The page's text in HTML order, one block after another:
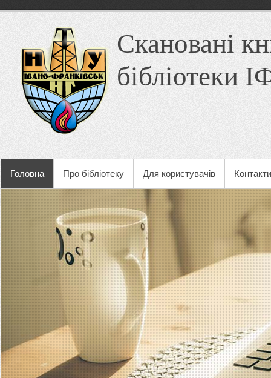
Скановані
бібліотеки
Головна Про бібліотеку Для користувачів Контакти